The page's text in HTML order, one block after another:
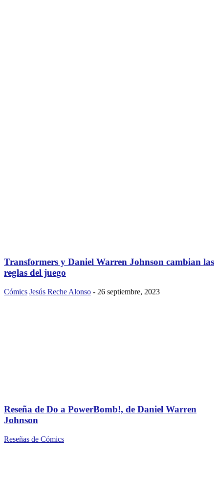
Transformers y Daniel Warren Johnson cambian las
reglas del juego
Cómics Jesús Reche Alonso - 26 septiembre, 2023
Reseña de Do a PowerBomb!, de Daniel Warren
Johnson
Reseñas de Cómics